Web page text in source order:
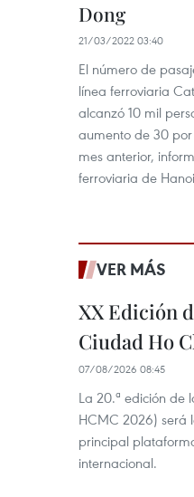
Dong
21/03/2022 03:40
El número de
línea ferroviaria
alcanzó 10 mil
aumento de 30
mes anterior,
ferroviaria de
VER MÁS
XX Edición
Ciudad Ho
07/08/2026 08:45
La 20.ª edición de
HCMC 2026) será
principal
internacional.